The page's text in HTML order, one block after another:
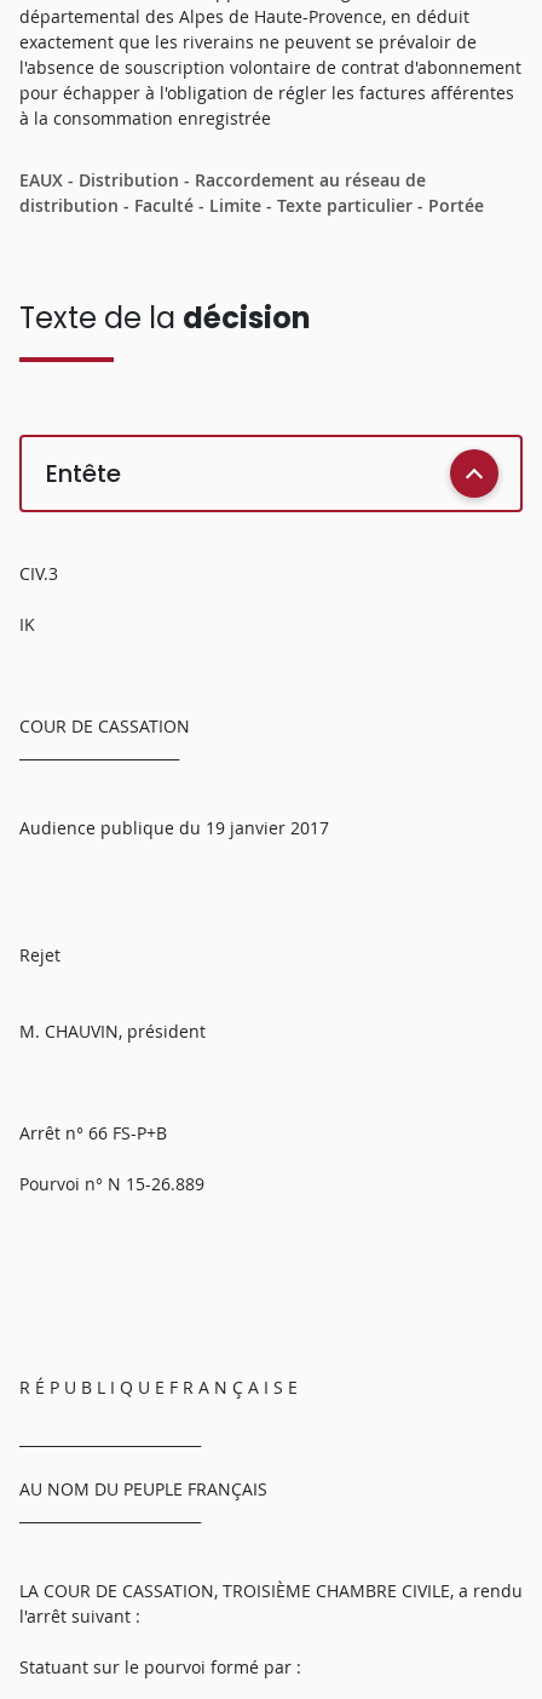
départemental des Alpes de Haute-Provence, en déduit
exactement que les riverains ne peuvent se prévaloir de
l'absence de souscription volontaire de contrat d'abonnement
pour échapper à l'obligation de régler les factures afférentes
à la consommation enregistrée
EAUX - Distribution - Raccordement au réseau de
distribution - Faculté - Limite - Texte particulier - Portée
Texte de la décision
Entête
CIV.3
IK
COUR DE CASSATION
Audience publique du 19 janvier 2017
Rejet
M. CHAUVIN, président
Arrêt n° 66 FS-P+B
Pourvoi n° N 15-26.889
R É P U B L I Q U E F R A N Ç A I S E
AU NOM DU PEUPLE FRANÇAIS
LA COUR DE CASSATION, TROISIÈME CHAMBRE CIVILE, a rendu
l'arrêt suivant :
Statuant sur le pourvoi formé par :